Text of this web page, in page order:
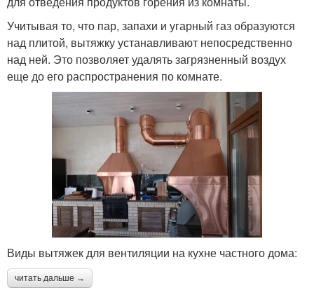
Учитывая то, что пар, запахи и угарный газ образуются
над плитой, вытяжку устанавливают непосредственно
над ней. Это позволяет удалять загрязненный воздух
еще до его распространения по комнате.
Виды вытяжек для вентиляции на кухне частного дома:
читать дальше →